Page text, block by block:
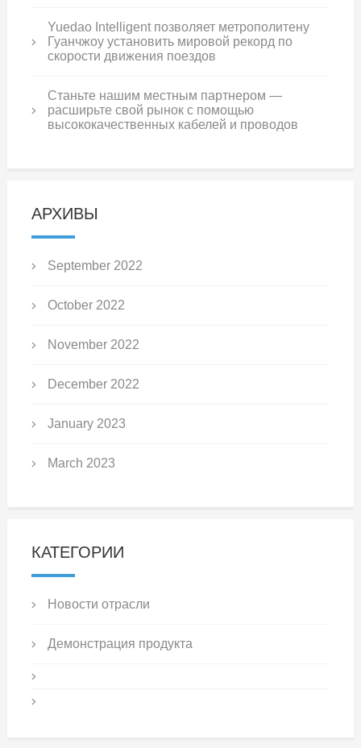
Yuedao Intelligent позволяет метрополитену
Гуанчжоу установить мировой рекорд по
скорости движения поездов
Станьте нашим местным партнером —
расширьте свой рынок с помощью
высококачественных кабелей и проводов
АРХИВЫ
September 2022
October 2022
November 2022
December 2022
January 2023
March 2023
КАТЕГОРИИ
Новости отрасли
Демонстрация продукта